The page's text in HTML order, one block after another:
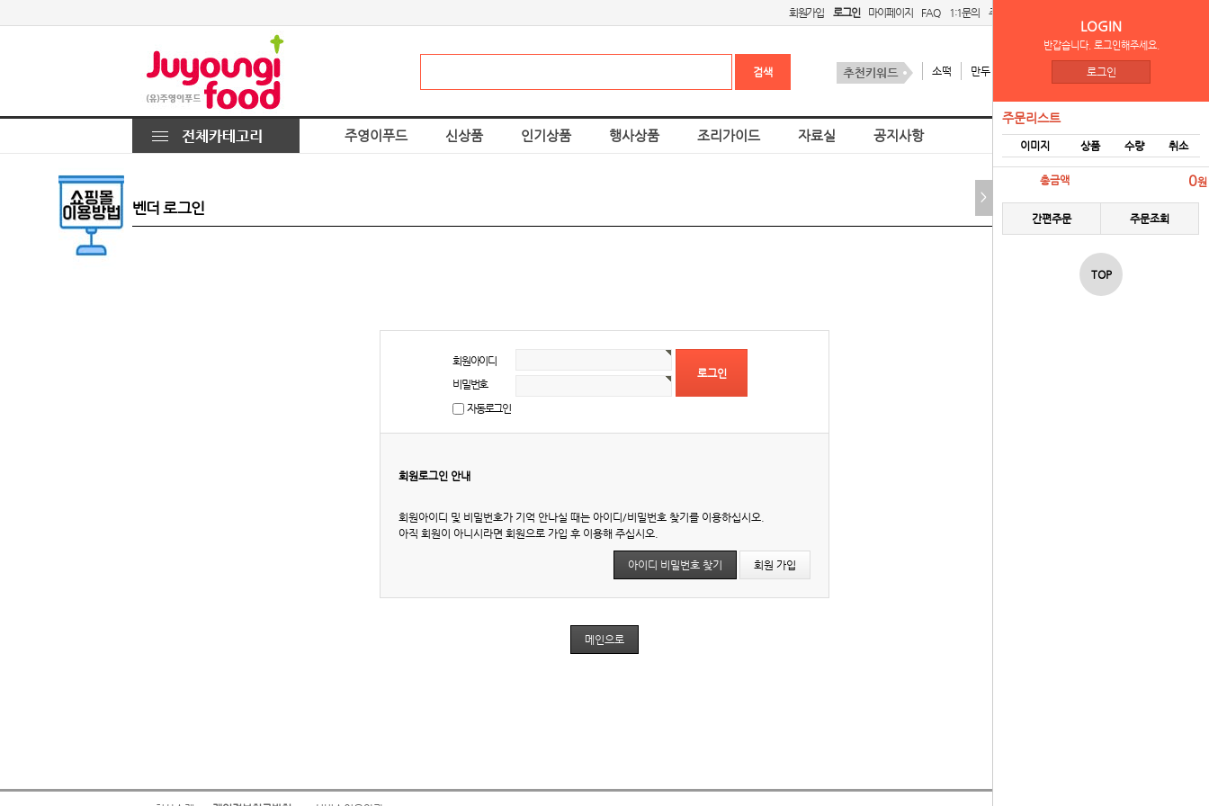
회원가입 로그인 마이페이지 FAQ 1:1문의 주문리스트
소떡 만두
주영이푸드 신상품 인기상품 행사상품 조리가이드 자료실 공지사항
벤더 로그인
벤더 로그인
LOGIN
반갑습니다. 로그인해주세요.
로그인
주문리스트
이미지 상품 수량 취소
총금액 0원
간편주문 주문조회
TOP
>
회원아이디
비밀번호
자동로그인
회원로그인 안내
회원아이디 및 비밀번호가 기억 안나실 때는 아이디/비밀번호 찾기를 이용하십시오.
아직 회원이 아니시라면 회원으로 가입 후 이용해 주십시오.
아이디 비밀번호 찾기 회원 가입
메인으로